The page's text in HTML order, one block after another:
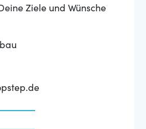
Ziele und Wünsche